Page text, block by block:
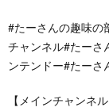
#たーさんの趣味の
チャンネル#たーさ
ンテンドー#たーさ
【メインチャンネル